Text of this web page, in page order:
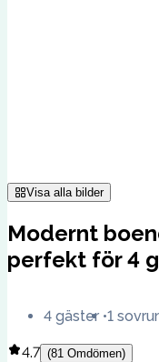
Visa alla bilder
Modernt
perfekt för 4
4 gäster 1
4.7 (81 Omdömen)